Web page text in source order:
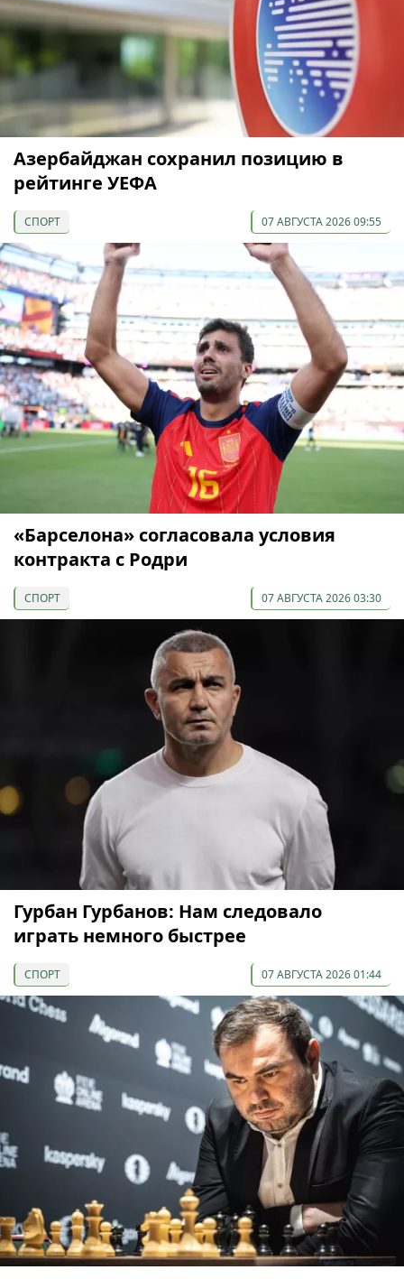
Азербайджан сохранил позицию в
рейтинге УЕФА
СПОРТ 07 АВГУСТА 2026 09:55
«Барселона» согласовала условия
контракта с Родри
СПОРТ 07 АВГУСТА 2026 03:30
Гурбан Гурбанов: Нам следовало
играть немного быстрее
СПОРТ 07 АВГУСТА 2026 01:44